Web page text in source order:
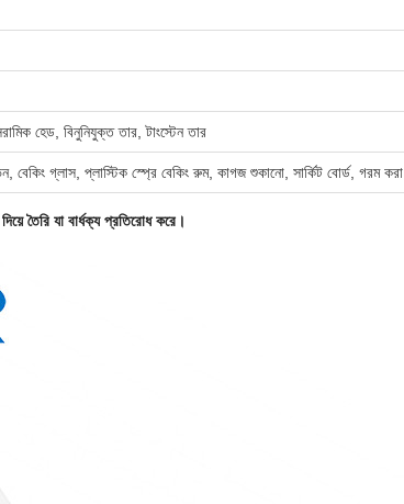
হেড, বিনুনিযুক্ত তার, টাংস্টেন তার
বেকিং গ্লাস, প্লাস্টিক স্প্রে বেকিং রুম, কাগজ শুকানো, সার্কিট বোর্ড, গরম করা
তৈরি যা বার্ধক্য প্রতিরোধ করে।